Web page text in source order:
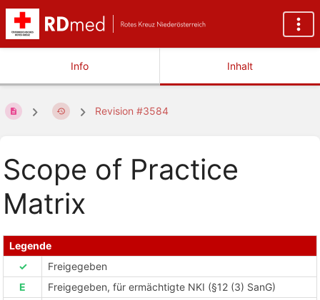
Info Inhalt
Revision #3584
Scope of Practice
Matrix
Legende
✓
Freigegeben
E
Freigegeben, für ermächtigte NKI (§12 (3) SanG)